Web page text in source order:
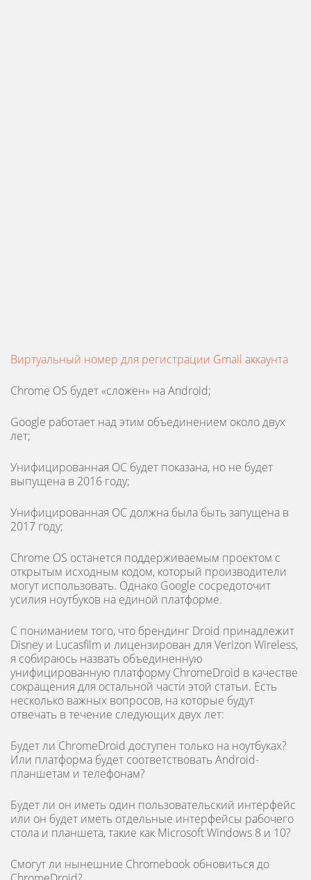
Виртуальный номер для регистрации Gmail аккаунта
Chrome OS будет «сложен» на Android;
Google работает над этим объединением около двух
лет;
Унифицированная ОС будет показана, но не будет
выпущена в 2016 году;
Унифицированная ОС должна была быть запущена в
2017 году;
Chrome OS останется поддерживаемым проектом с
открытым исходным кодом, который производители
могут использовать. Однако Google сосредоточит
усилия ноутбуков на единой платформе.
С пониманием того, что брендинг Droid принадлежит
Disney и Lucasfilm и лицензирован для Verizon Wireless,
я собираюсь назвать объединенную
унифицированную платформу ChromeDroid в качестве
сокращения для остальной части этой статьи. Есть
несколько важных вопросов, на которые будут
отвечать в течение следующих двух лет:
Будет ли ChromeDroid доступен только на ноутбуках?
Или платформа будет соответствовать Android-
планшетам и телефонам?
Будет ли он иметь один пользовательский интерфейс
или он будет иметь отдельные интерфейсы рабочего
стола и планшета, такие как Microsoft Windows 8 и 10?
Смогут ли нынешние Chromebook обновиться до